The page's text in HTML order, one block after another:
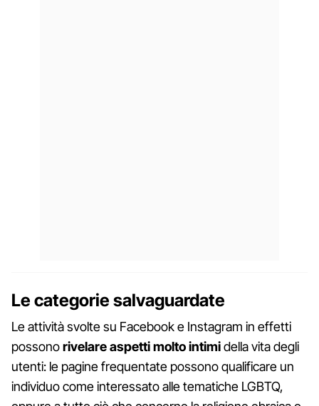
Le categorie salvaguardate
Le attività svolte su Facebook e Instagram in effetti
possonorivelare aspetti molto intimidella vita degli
utenti: le pagine frequentate possono qualificare un
individuo come interessato alle tematiche LGBTQ,